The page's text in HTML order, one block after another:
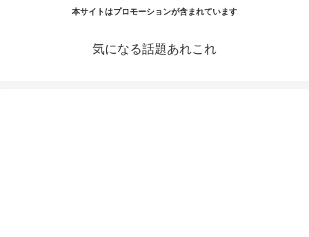
本サイトはプロモーションが含まれています
気になる話題あれこれ